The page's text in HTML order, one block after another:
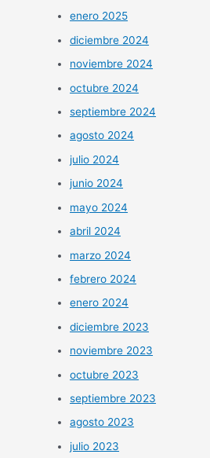
enero 2025
diciembre 2024
noviembre 2024
octubre 2024
septiembre 2024
agosto 2024
julio 2024
junio 2024
mayo 2024
abril 2024
marzo 2024
febrero 2024
enero 2024
diciembre 2023
noviembre 2023
octubre 2023
septiembre 2023
agosto 2023
julio 2023